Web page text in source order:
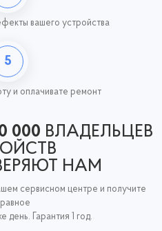
вашего устройства
5
и оплачивате ремонт
000 ВЛАДЕЛЬЦЕВ
НАМ
сервисном центре и получите
день. Гарантия 1 год.